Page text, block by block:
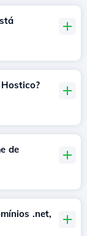
de
.net,